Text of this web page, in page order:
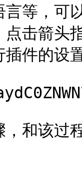
等，可
击箭头
件的设